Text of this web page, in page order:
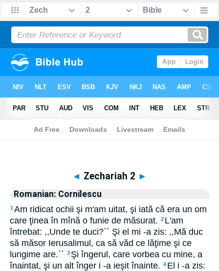
Biblia>Romanian: Cornilescu > Zechariah 2
◄ Zechariah 2 ►
Romanian: Cornilescu
1Am ridicat ochii şi m'am uitat, şi iată că era un om
care ţinea în mînă o funie de măsurat. 2 L'am
întrebat: ,,Unde te duci?`` Şi el mi -a zis: ,,Mă duc
să măsor Ierusalimul, ca să văd ce lăţime şi ce
lungime are.`` 3 Şi îngerul, care vorbea cu mine, a
înaintat, şi un alt înger i -a ieşit înainte. 4 El i -a zis: